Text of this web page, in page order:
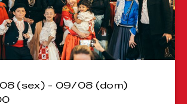
(sex) - 09/08 (dom)